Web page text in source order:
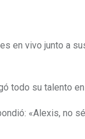
en vivo junto a
todo su talento
«Alexis, no